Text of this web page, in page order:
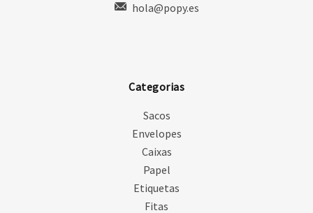
hola@popy.es
Categorias
Sacos
Envelopes
Caixas
Papel
Etiquetas
Fitas